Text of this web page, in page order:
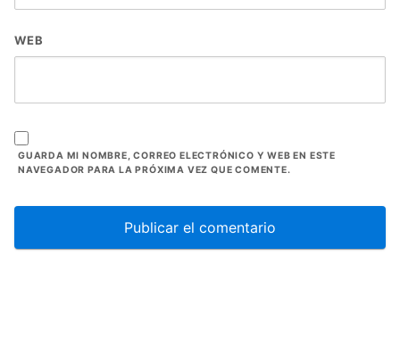
WEB
GUARDA MI NOMBRE, CORREO ELECTRÓNICO Y WEB EN ESTE
NAVEGADOR PARA LA PRÓXIMA VEZ QUE COMENTE.